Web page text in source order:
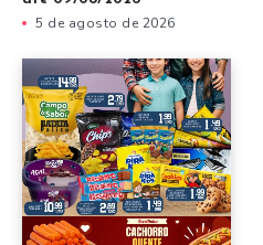
5 de agosto de 2026